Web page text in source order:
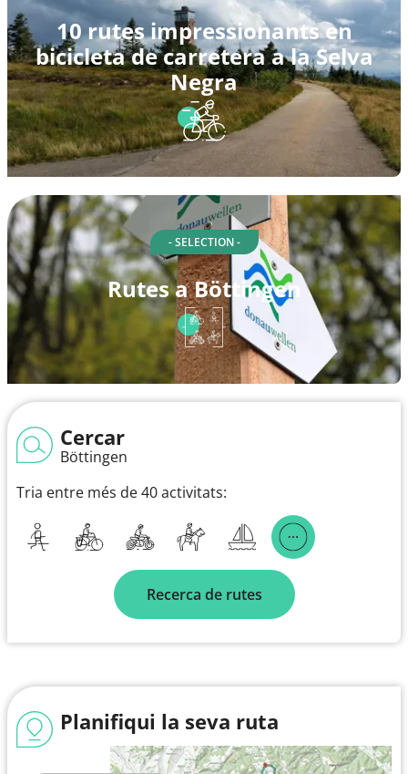
10 rutes impressionants en
bicicleta de carretera a la Selva
Negra
- SELECTION -
Rutes a Böttingen
Cercar
Böttingen
Tria entre més de 40 activitats:
Recerca de rutes
Planifiqui la seva ruta